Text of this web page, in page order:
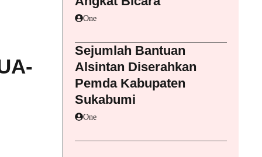
One
Sejumlah Bantuan
Alsintan Diserahkan
Pemda Kabupaten
Sukabumi
One